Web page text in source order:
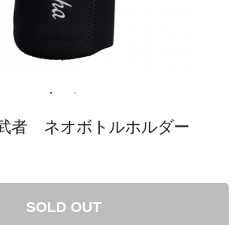
者 ネオボトルホルダー
SOLD OUT